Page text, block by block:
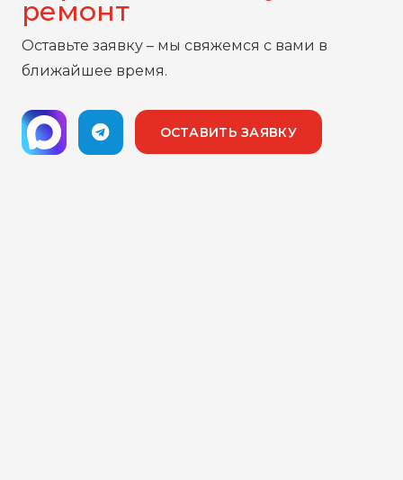
ремонт
Оставьте заявку – мы свяжемся с вами в
ближайшее время.
ОСТАВИТЬ ЗАЯВКУ